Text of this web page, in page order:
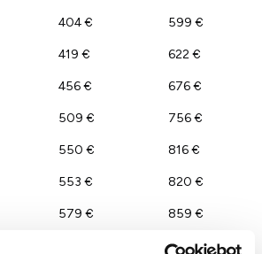
404 € 599 €
419 € 622 €
456 € 676 €
509 € 756 €
550 € 816 €
553 € 820 €
579 € 859 €
888 €